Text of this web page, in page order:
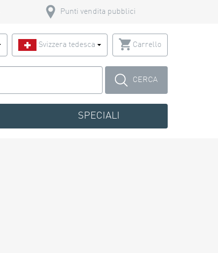
Punti vendita pubblici
Svizzera tedesca Carrello
CERCA
SPECIALI